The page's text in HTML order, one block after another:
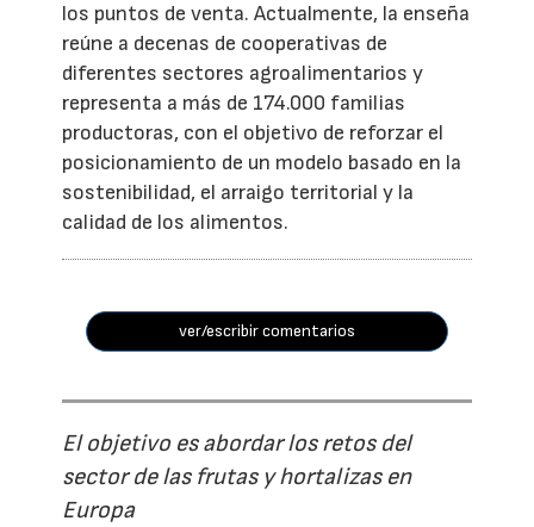
los puntos de venta. Actualmente, la enseña
reúne a decenas de cooperativas de
diferentes sectores agroalimentarios y
representa a más de 174.000 familias
productoras, con el objetivo de reforzar el
posicionamiento de un modelo basado en la
sostenibilidad, el arraigo territorial y la
calidad de los alimentos.
ver/escribir comentarios
El objetivo es abordar los retos del
sector de las frutas y hortalizas en
Europa